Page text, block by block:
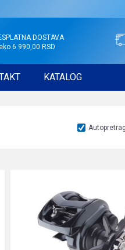
DOSTAVA
6.990,00 RSD
KATALOG